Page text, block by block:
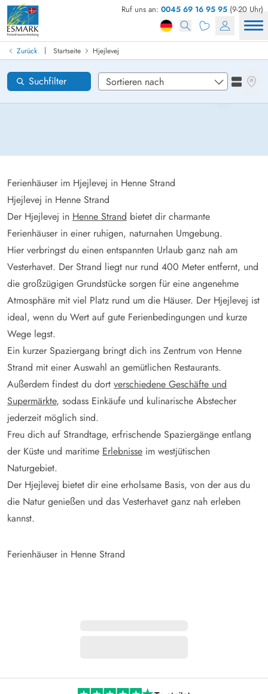
Ruf uns an: 0045 69 16 95 95 (9-20 Uhr)
Zurück | Startseite Hjejlevej
Hjejlevej
Ferienhäuser im Hjejlevej in Henne Strand
Hjejlevej in Henne Strand
Der Hjejlevej in Henne Strand bietet dir charmante
Ferienhäuser in einer ruhigen, naturnahen Umgebung.
Hier verbringst du einen entspannten Urlaub ganz nah am
Vesterhavet. Der Strand liegt nur rund 400 Meter entfernt, und
die großzügigen Grundstücke sorgen für eine angenehme
Atmosphäre mit viel Platz rund um die Häuser. Der Hjejlevej ist
ideal, wenn du Wert auf gute Ferienbedingungen und kurze
Wege legst.
Ein kurzer Spaziergang bringt dich ins Zentrum von Henne
Strand mit einer Auswahl an gemütlichen Restaurants.
Außerdem findest du dort verschiedene Geschäfte und
Supermärkte, sodass Einkäufe und kulinarische Abstecher
jederzeit möglich sind.
Freu dich auf Strandtage, erfrischende Spaziergänge entlang
der Küste und maritime Erlebnisse im westjütischen
Naturgebiet.
Der Hjejlevej bietet dir eine erholsame Basis, von der aus du
die Natur genießen und das Vesterhavet ganz nah erleben
kannst.
Ferienhäuser in Henne Strand
Suchfilter
Ferienhaus in Dänemark finden
Anreise
Gebiete
Loading...